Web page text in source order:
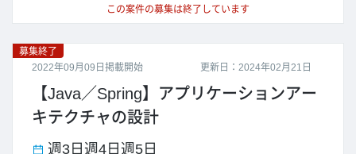
この案件の募集は終了しています
更新日：2024年02月21日
募集終了
2022年09月09日掲載開始
【Java／Spring】アプリケーションアー
キテクチャの設計
週3日 週4日 週5日